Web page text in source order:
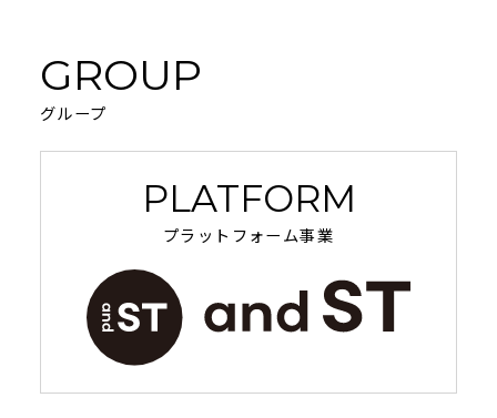
GROUP
グループ
PLATFORM
プラットフォーム事業